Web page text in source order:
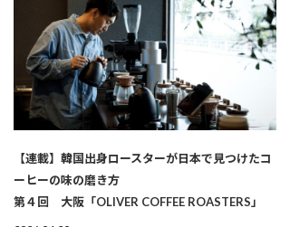
【連載】韓国出身ロースターが日本で見つけたコ
ーヒーの味の磨き方
第４回 大阪「OLIVER COFFEE ROASTERS」